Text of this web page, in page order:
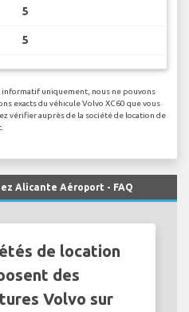
5
5
uniquement, nous ne pouvons
exacts du véhicule Volvo XC60 que vous
vérifier auprès de la société de location de
Alicante Aéroport - FAQ
de location
des
Volvo sur